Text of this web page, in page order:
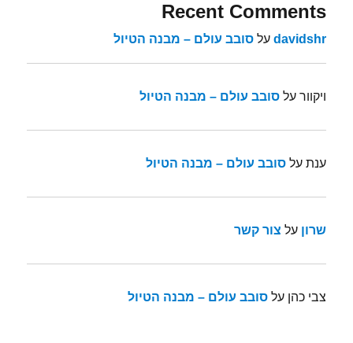
Recent Comments
davidshr עלסובב עולם – מבנה הטיול
ויקוור עלסובב עולם – מבנה הטיול
ענת עלסובב עולם – מבנה הטיול
שרון על צור קשר
צבי כהן עלסובב עולם – מבנה הטיול